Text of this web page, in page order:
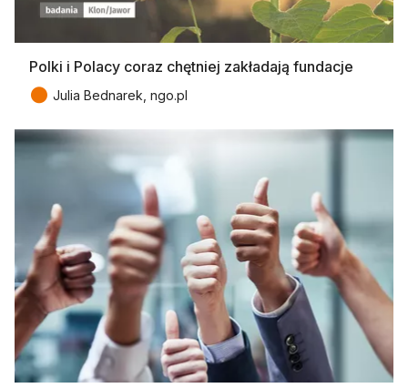
Polki i Polacy coraz chętniej zakładają fundacje
● Julia Bednarek, ngo.pl